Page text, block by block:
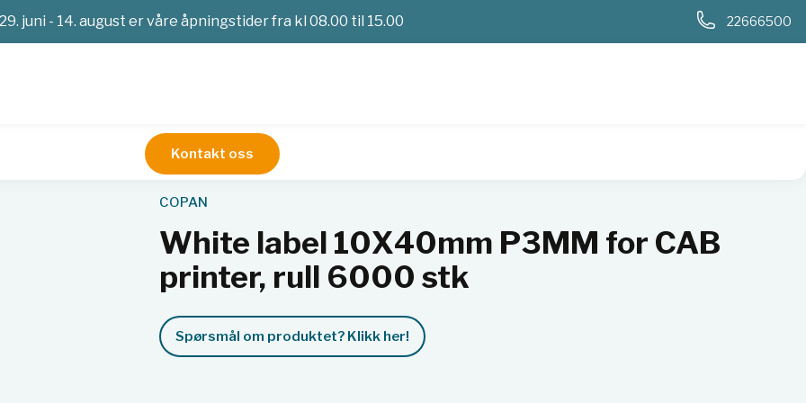
29. juni - 14. august er våre åpningstider fra kl 08.00 til 15.00 22666500
Kontakt oss
White label 10X40mm P3MM for CAB printer, rull 6000 stk
COPAN
White label 10X40mm P3MM for CAB
printer, rull 6000 stk
Spørsmål om produktet? Klikk her!